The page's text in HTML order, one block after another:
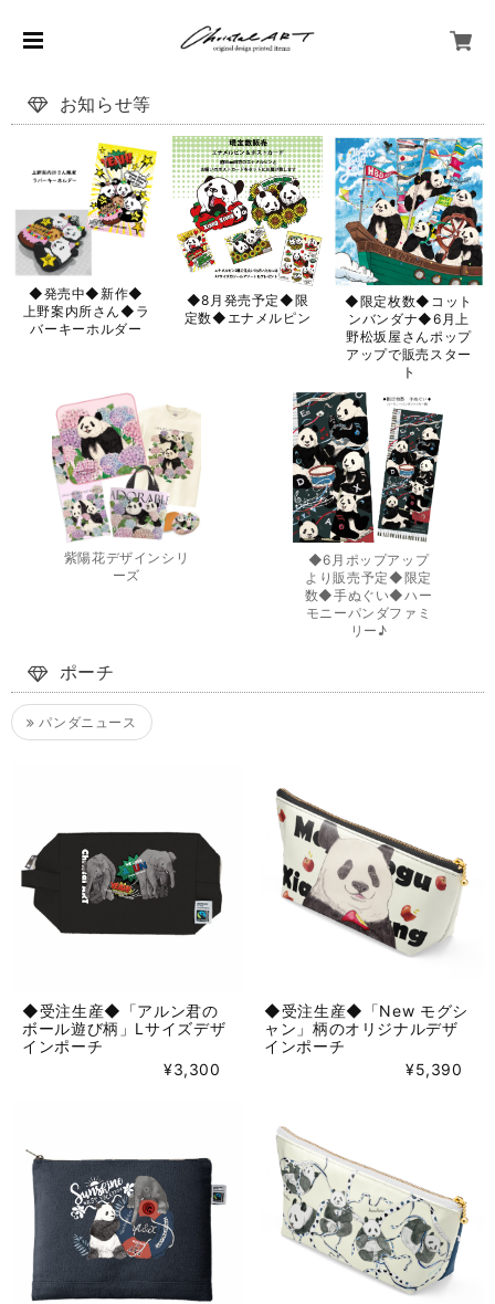
お知らせ等
◆発売中◆新作◆
上野案内所さん◆ラ
バーキーホルダー
◆8月発売予定◆限
定数◆エナメルピン
◆限定枚数◆コット
ンバンダナ◆6月上
野松坂屋さんポップ
アップで販売スター
ト
紫陽花デザインシリ
ーズ
◆6月ポップアップ
より販売予定◆限定
数◆手ぬぐい◆ハー
モニーパンダファミ
リー♪
ポーチ
パンダニュース
◆受注生産◆「アルン君の
ボール遊び柄」Lサイズデザ
インポーチ
¥3,300
◆受注生産◆「New モグシ
ャン」柄のオリジナルデザ
インポーチ
¥5,390